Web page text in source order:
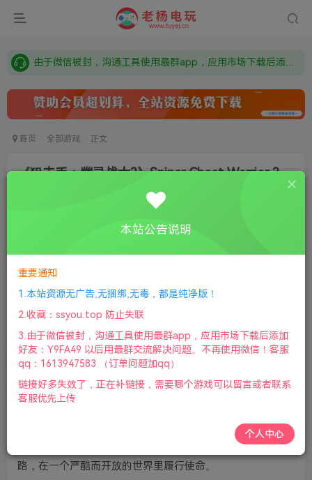
需要什么游戏请联系客服，若链接失效请联系客服，百度网盘边上的激活码也是解压密码
由于微信被封，沟通工具使用最群app，应用市场下载后添加好友：Y9FA49 以后用最群交流解决问题。不再使用微信！
首页 全部游戏 正文
《狙击手：幽灵战士3》Sniper Ghost Warrior 3
①下载安装教程 ②下载安装视频教程 ③ 游戏运行
版本介绍：v1.08版|容量58GB|官方简体中文|支持键盘.鼠标.
手柄|赠多项修改器|赠武器全解锁存档|2021年11月05号更
新
以终极现代军旅神射手的身份深入敌后。选择你自己的道
路，在一个严酷而开放的世界里履行使命。
本站公告说明
重要通知
1.本站资源无广告,无捆绑,无毒，都是纯净版！
2.收藏：ssyou.top 防止失联
3.由于微信被封，沟通工具使用最群app，应用市场下载后添加
好友：Y9FA49 以后用最群交流解决问题。不再使用微信！客服
qq：1613947583 （订单问题加qq）
链接好多失效了，正在补链接，需要哪个游戏可以留言或者联系
客服优先上传
个人中心